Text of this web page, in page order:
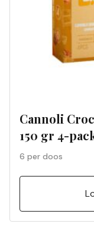
Cannoli
150 gr 4-
6 per doos